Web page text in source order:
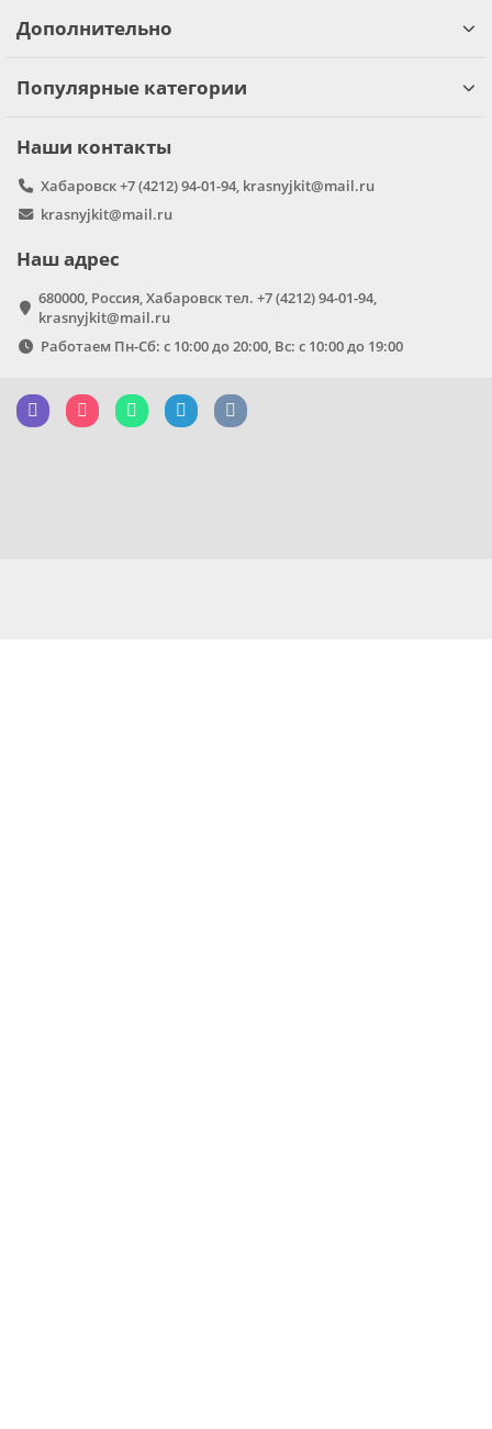
Дополнительно
Популярные категории
Наши контакты
Хабаровск +7 (4212) 94-01-94, krasnyjkit@mail.ru
krasnyjkit@mail.ru
Наш адрес
680000, Россия, Хабаровск тел. +7 (4212) 94-01-94,
krasnyjkit@mail.ru
Работаем Пн-Сб: с 10:00 до 20:00, Вс: с 10:00 до 19:00